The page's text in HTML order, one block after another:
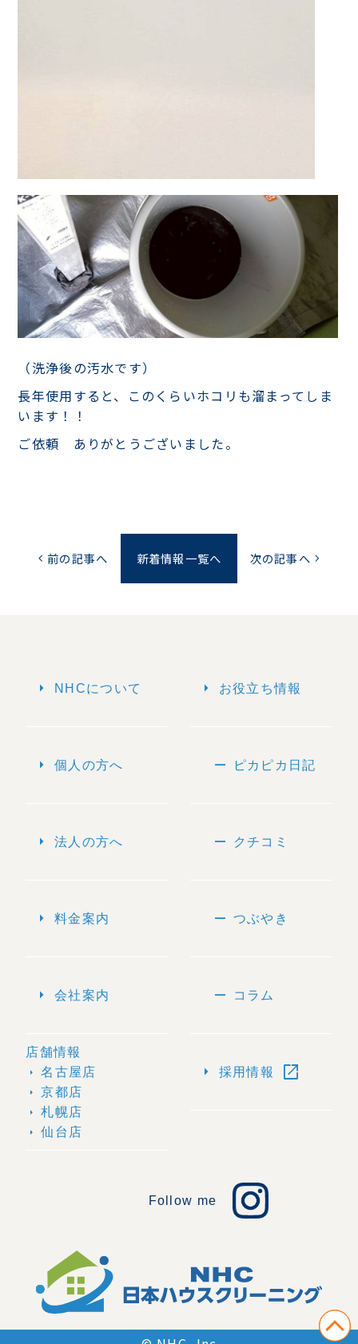
（洗浄後の汚水です）
長年使用すると、このくらいホコリも溜まってしま
います！！
ご依頼 ありがとうございました。
chevron_left 前の記事へ 新着情報一覧へ 次の記事へ chevron_right
arrow_right NHCについて
arrow_right 個人の方へ
arrow_right 法人の方へ
arrow_right 料金案内
arrow_right 会社案内
店舗情報
arrow_right 名古屋店
arrow_right 京都店
arrow_right 札幌店
arrow_right 仙台店
arrow_right お役立ち情報
remove ピカピカ日記
remove クチコミ
remove つぶやき
remove コラム
arrow_right 採用情報 open_in_new
Follow me